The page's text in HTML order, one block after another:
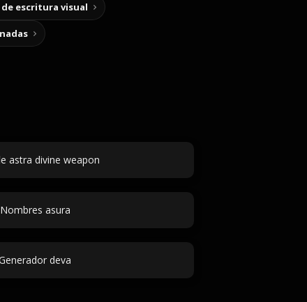
escritura visual
astra divine weapon
Nombres asura
deva